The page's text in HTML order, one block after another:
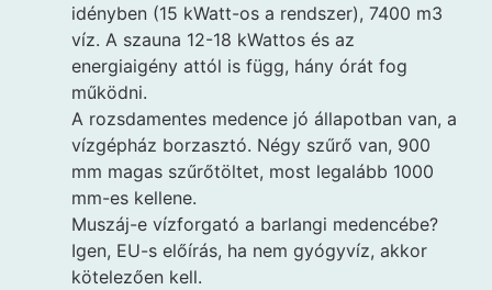
idényben (15 kWatt-os a rendszer), 7400 m3
víz. A szauna 12-18 kWattos és az
energiaigény attól is függ, hány órát fog
működni.
A rozsdamentes medence jó állapotban van, a
vízgépház borzasztó. Négy szűrő van, 900
mm magas szűrőtöltet, most legalább 1000
mm-es kellene.
Muszáj-e vízforgató a barlangi medencébe?
Igen, EU-s előírás, ha nem gyógyvíz, akkor
kötelezően kell.